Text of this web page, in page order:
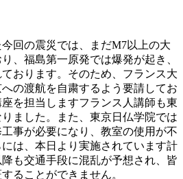
回の震災では、まだM7以上の大
、福島第一原発では爆発が起き、
おります。そのため、フランス大
の渡航を自粛するよう要請してお
を担当しますフランス人講師も東
ました。また、東京日仏学院では
事が必要になり、教室の使用が不
は、本日より実施されています計
も交通手段に混乱が予想され、皆
ることができません。